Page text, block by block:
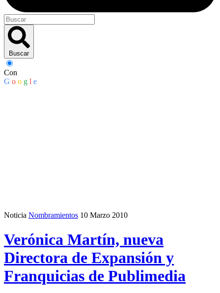
Buscar
Con
G o o g l e
Noticia Nombramientos 10 Marzo 2010
Verónica Martín, nueva
Directora de Expansión y
Franquicias de Publimedia